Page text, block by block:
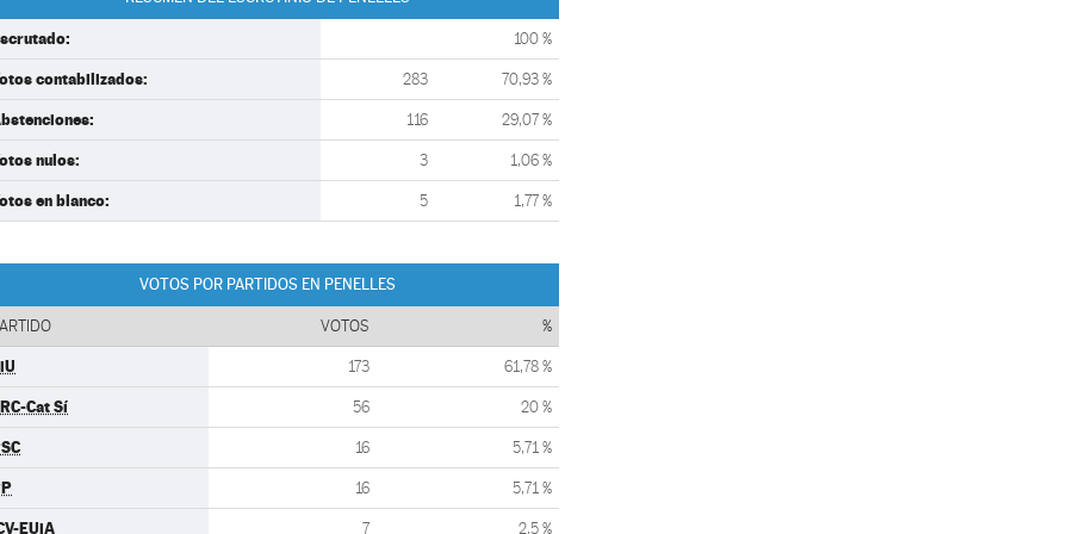
100 %
contabilizados: 283 70,93 %
116 29,07 %
nulos: 3 1,06 %
en blanco: 5 1,77 %
VOTOS POR PARTIDOS EN PENELLES
VOTOS %
173 61,78 %
Cat Sí 56 20 %
16 5,71 %
16 5,71 %
EUiA 7 2,5 %